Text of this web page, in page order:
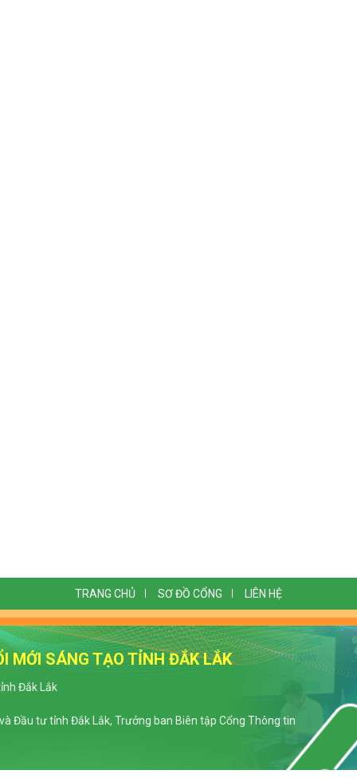
TRANG CHỦ SƠ ĐỒ CỔNG LIÊN HỆ
MỚI SÁNG TẠO TỈNH ĐẮK LẮK
Đắk Lắk
Đầu tư tỉnh Đắk Lắk, Trưởng ban Biên tập Cổng Thông tin